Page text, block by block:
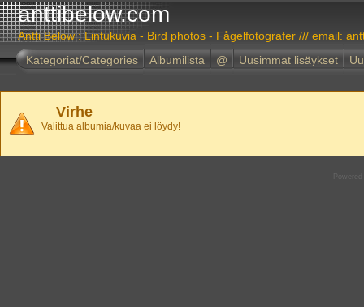
anttibelow.com
Antti Below : Lintukuvia - Bird photos - Fågelfotografer /// email:
Kategoriat/Categories
Albumilista @ Uusimmat lisäykset
Virhe
Valittua albumia/kuvaa ei löydy!